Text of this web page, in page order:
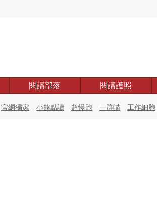
閱讀部落 閱讀護照
官網獨家 小熊點讀 超慢跑 一群喵 工作細胞